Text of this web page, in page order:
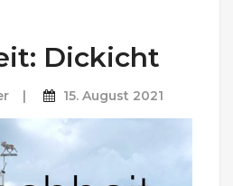
Dickicht
15. August 2021